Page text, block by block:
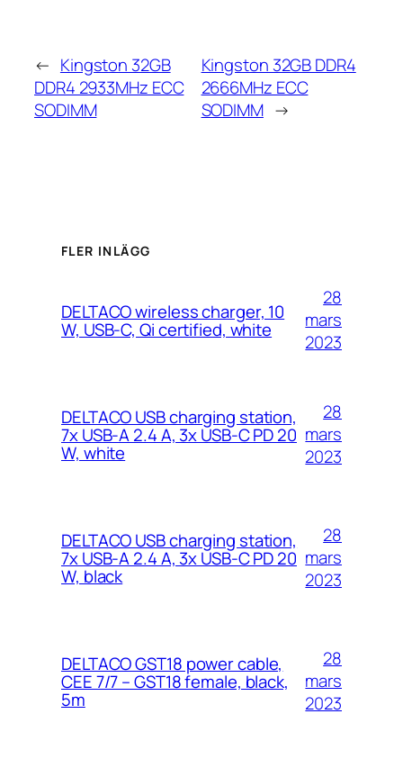
← Kingston 32GB
DDR4 2933MHz ECC
SODIMM
Kingston 32GB DDR4
2666MHz ECC
SODIMM →
FLER INLÄGG
DELTACO wireless charger, 10
W, USB-C, Qi certified, white
28
mars
2023
DELTACO USB charging station,
7x USB-A 2.4 A, 3x USB-C PD 20
W, white
28
mars
2023
DELTACO USB charging station,
7x USB-A 2.4 A, 3x USB-C PD 20
W, black
28
mars
2023
DELTACO GST18 power cable,
CEE 7/7 – GST18 female, black,
5m
28
mars
2023